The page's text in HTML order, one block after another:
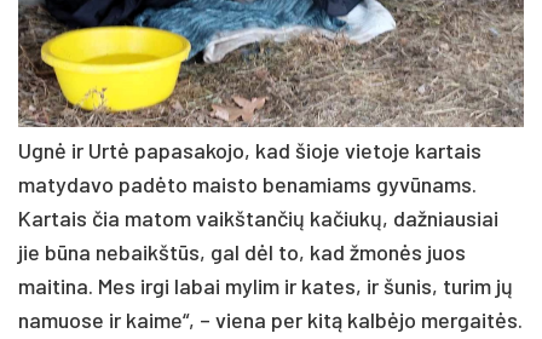
Ugnė ir Urtė papasakojo, kad šioje vietoje kartais
matydavo padėto maisto benamiams gyvūnams.
Kartais čia matom vaikštančių kačiukų, dažniausiai
jie būna nebaikštūs, gal dėl to, kad žmonės juos
maitina. Mes irgi labai mylim ir kates, ir šunis, turim jų
namuose ir kaime“, – viena per kitą kalbėjo mergaitės.